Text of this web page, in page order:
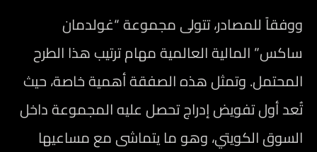
ووفقاً للمصادر، تتولى مجموعة “غولدمان
ساكس” المالية العالمية مهام ترتيب هذا الطرح
المحتمل. وتمثل هذه الصفقة أهمية خاصة، حيث
تُعد أول تفويض إدراج تحصل عليه المجموعة داخل
السوق الكويتي، وهو ما يتماشى مع مساعيها